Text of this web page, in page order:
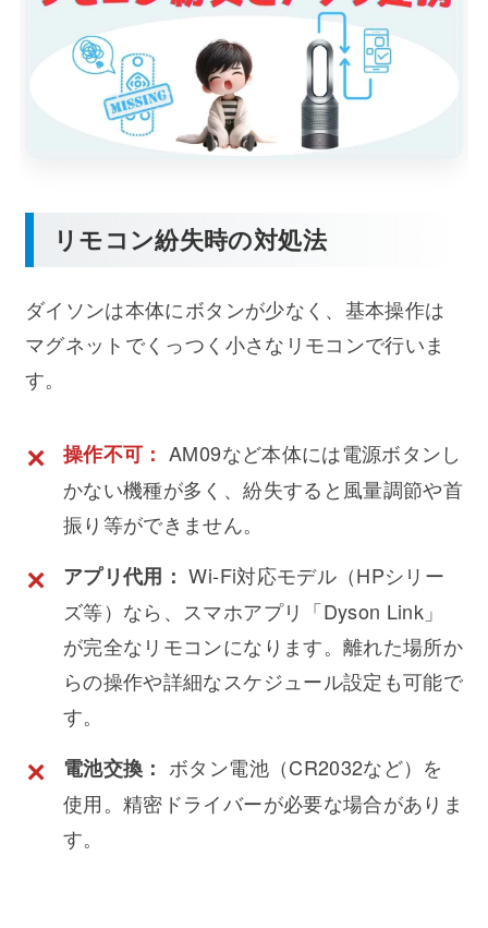
リモコン紛失時の対処法
ダイソンは本体にボタンが少なく、基本操作は
マグネットでくっつく小さなリモコンで行いま
す。
操作不可： AM09など本体には電源ボタンし
かない機種が多く、紛失すると風量調節や首
振り等ができません。
アプリ代用： Wi-Fi対応モデル（HPシリー
ズ等）なら、スマホアプリ「Dyson Link」
が完全なリモコンになります。離れた場所か
らの操作や詳細なスケジュール設定も可能で
す。
電池交換： ボタン電池（CR2032など）を
使用。精密ドライバーが必要な場合がありま
す。